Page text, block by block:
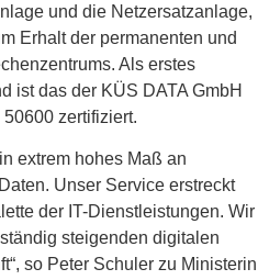
und die Netzersatzanlage,
Erhalt der permanenten und
Als erstes
ist das der KÜS DATA GmbH
zertifiziert.
extrem hohes Maß an
Unser Service erstreckt
der IT-Dienstleistungen. Wir
steigenden digitalen
so Peter Schuler zu Ministerin